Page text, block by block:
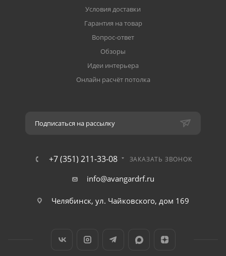
Условия доставки
Гарантия на товар
Вопрос-ответ
Обзоры
Идеи интерьера
Онлайн расчёт потолка
Подписаться на рассылку
+7 (351) 211-33-08 ЗАКАЗАТЬ ЗВОНОК
info@avangardrf.ru
Челябинск, ул. Чайковского, дом 169